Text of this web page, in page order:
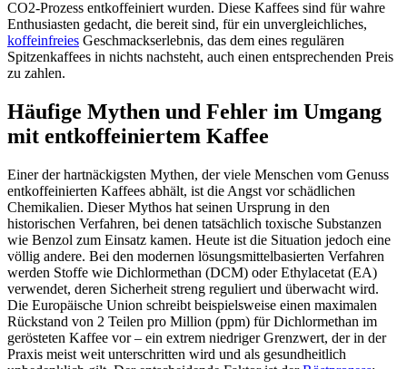
CO2-Prozess entkoffeiniert wurden. Diese Kaffees sind für wahre
Enthusiasten gedacht, die bereit sind, für ein unvergleichliches,
koffeinfreies Geschmackserlebnis, das dem eines regulären
Spitzenkaffees in nichts nachsteht, auch einen entsprechenden Preis
zu zahlen.
Häufige Mythen und Fehler im Umgang
mit entkoffeiniertem Kaffee
Einer der hartnäckigsten Mythen, der viele Menschen vom Genuss
entkoffeinierten Kaffees abhält, ist die Angst vor schädlichen
Chemikalien. Dieser Mythos hat seinen Ursprung in den
historischen Verfahren, bei denen tatsächlich toxische Substanzen
wie Benzol zum Einsatz kamen. Heute ist die Situation jedoch eine
völlig andere. Bei den modernen lösungsmittelbasierten Verfahren
werden Stoffe wie Dichlormethan (DCM) oder Ethylacetat (EA)
verwendet, deren Sicherheit streng reguliert und überwacht wird.
Die Europäische Union schreibt beispielsweise einen maximalen
Rückstand von 2 Teilen pro Million (ppm) für Dichlormethan im
gerösteten Kaffee vor – ein extrem niedriger Grenzwert, der in der
Praxis meist weit unterschritten wird und als gesundheitlich